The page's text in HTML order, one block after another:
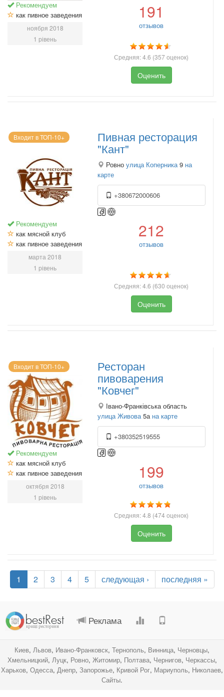
Рекомендуем
как пивное заведения
ноября 2018
1 рівень
191
отзывов
Средняя:4.6 (357оценок)
Оценить
Входит в ТОП-10+
Рекомендуем
как мясной клуб
как пивное заведения
марта 2018
1 рівень
Пивная ресторация
"Кант"
Ровно улица Коперника9 на
карте
+380672000606
212
отзывов
Средняя:4.6 (630 оценок)
Оценить
Входит в ТОП-10+
Рекомендуем
как мясной клуб
как пивное заведения
октября 2018
1 рівень
Ресторан
пивоварения
"Ковчег"
Івано-Франківська область
улица Живова 5а на карте
+380352519555
199
отзывов
Средняя:4.8 (474 оценок)
Оценить
1 2 3 4 5 следующая › последняя »
Реклама
Киев, Львов, Ивано-Франковск, Тернополь, Винница, Черновцы,
Хмельницкий, Луцк, Ровно, Житомир, Полтава, Чернигов, Черкассы,
Харьков, Одесса, Днепр, Запорожье, Кривой Рог, Мариуполь, Николаев,
Сайты.